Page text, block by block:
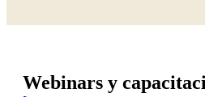
Webinars y